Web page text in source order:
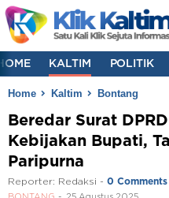
KALTIM POLITIK
Home Kaltim Bontang
Beredar Surat
Kebijakan Bupati,
Paripurna
Reporter: Redaksi - 0 Comments